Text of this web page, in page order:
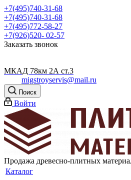
+7(495)740-31-68
+7(495)740-31-68
+7(495)772-58-27
+7(926)520- 02-57
Заказать звонок
МКАД 78км 2А ст.3
migstroyservis@mail.ru
Поиск
Войти
Продажа древесно-плитных
Каталог